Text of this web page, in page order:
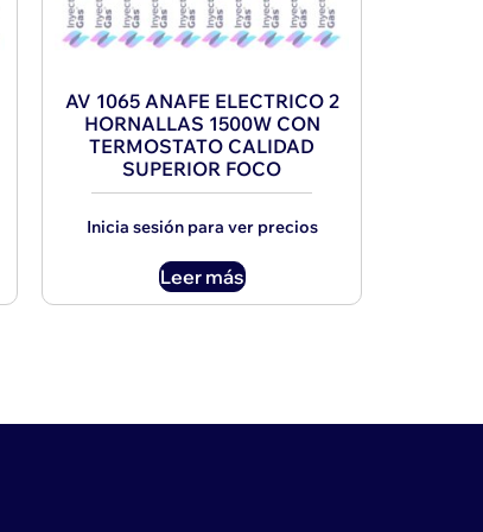
AV 1065 ANAFE ELECTRICO 2
HORNALLAS 1500W CON
TERMOSTATO CALIDAD
SUPERIOR FOCO
Inicia sesión para ver precios
Leer más